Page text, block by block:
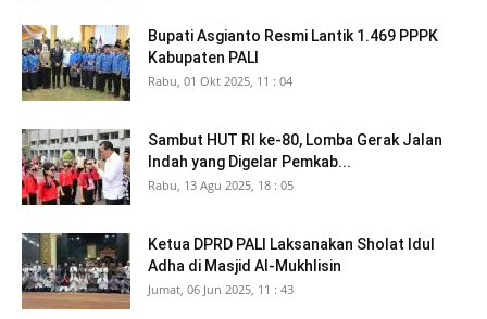
Bupati Asgianto Resmi Lantik 1.469 PPPK
Kabupaten PALI
Rabu, 01 Okt 2025, 11 : 04
Sambut HUT RI ke-80, Lomba Gerak Jalan
Indah yang Digelar Pemkab...
Rabu, 13 Agu 2025, 18 : 05
Ketua DPRD PALI Laksanakan Sholat Idul
Adha di Masjid Al-Mukhlisin
Jumat, 06 Jun 2025, 11 : 43